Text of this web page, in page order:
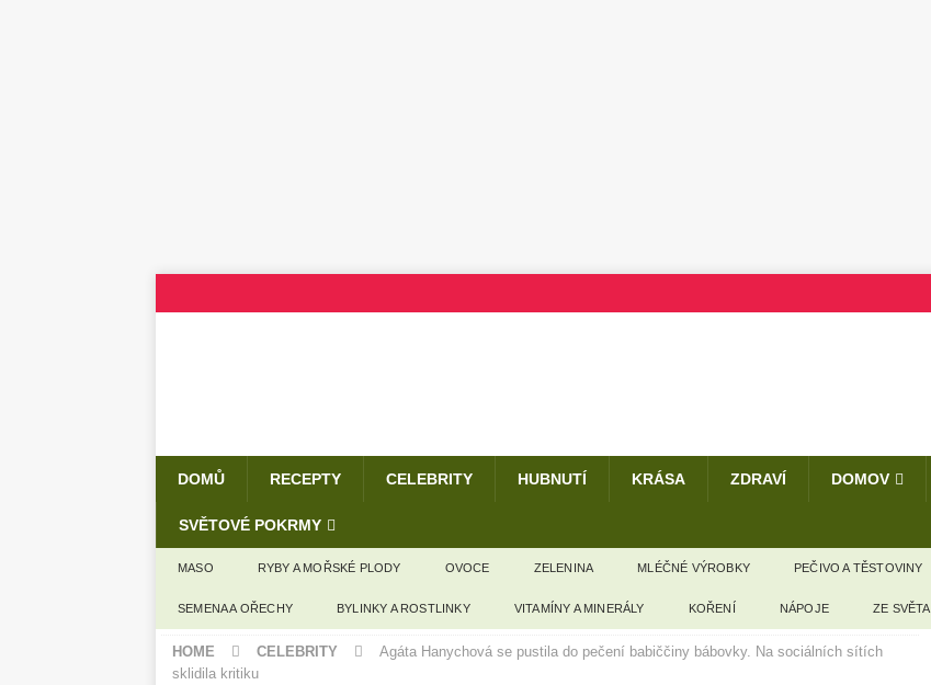
DOMŮ RECEPTY CELEBRITY HUBNUTÍ KRÁSA ZDRAVÍ DOMOV
SVĚTOVÉ POKRMY
MASO RYBY A MOŘSKÉ PLODY OVOCE ZELENINA MLÉČNÉ VÝROBKY PEČIVO A TĚSTOVINY
SEMENA A OŘECHY BYLINKY A ROSTLINKY VITAMÍNY A MINERÁLY KOŘENÍ NÁPOJE ZE SVĚTA
HOME CELEBRITY
Agáta Hanychová se pustila do pečení babiččiny bábovky. Na sociálních sítích
sklidila kritiku